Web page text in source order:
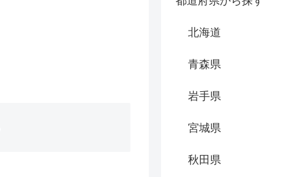
北海道
青森県
岩手県
宮城県
秋田県